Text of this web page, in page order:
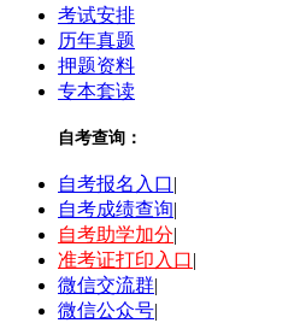
考试安排
历年真题
押题资料
专本套读
自考查询：
自考报名入口|
自考成绩查询|
自考助学加分|
准考证打印入口|
微信交流群|
微信公众号|